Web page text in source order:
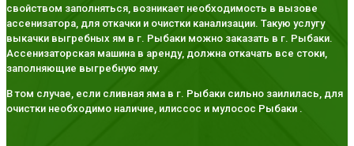
свойством заполняться, возникает необходимость в вызове
ассенизатора, для откачки и очистки канализации. Такую услугу
выкачки выгребных ям в г. Рыбаки можно заказать в г. Рыбаки.
Ассенизаторская машина в аренду, должна откачать все стоки,
заполняющие выгребную яму.
В том случае, если сливная яма в г. Рыбаки сильно заилилась, для
очистки необходимо наличие, илиссос и мулосос Рыбаки .